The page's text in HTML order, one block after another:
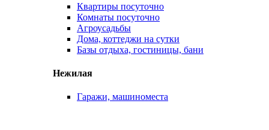
Квартиры посуточно
Комнаты посуточно
Агроусадьбы
Дома, коттеджи на сутки
Базы отдыха, гостиницы, бани
Нежилая
Гаражи, машиноместа